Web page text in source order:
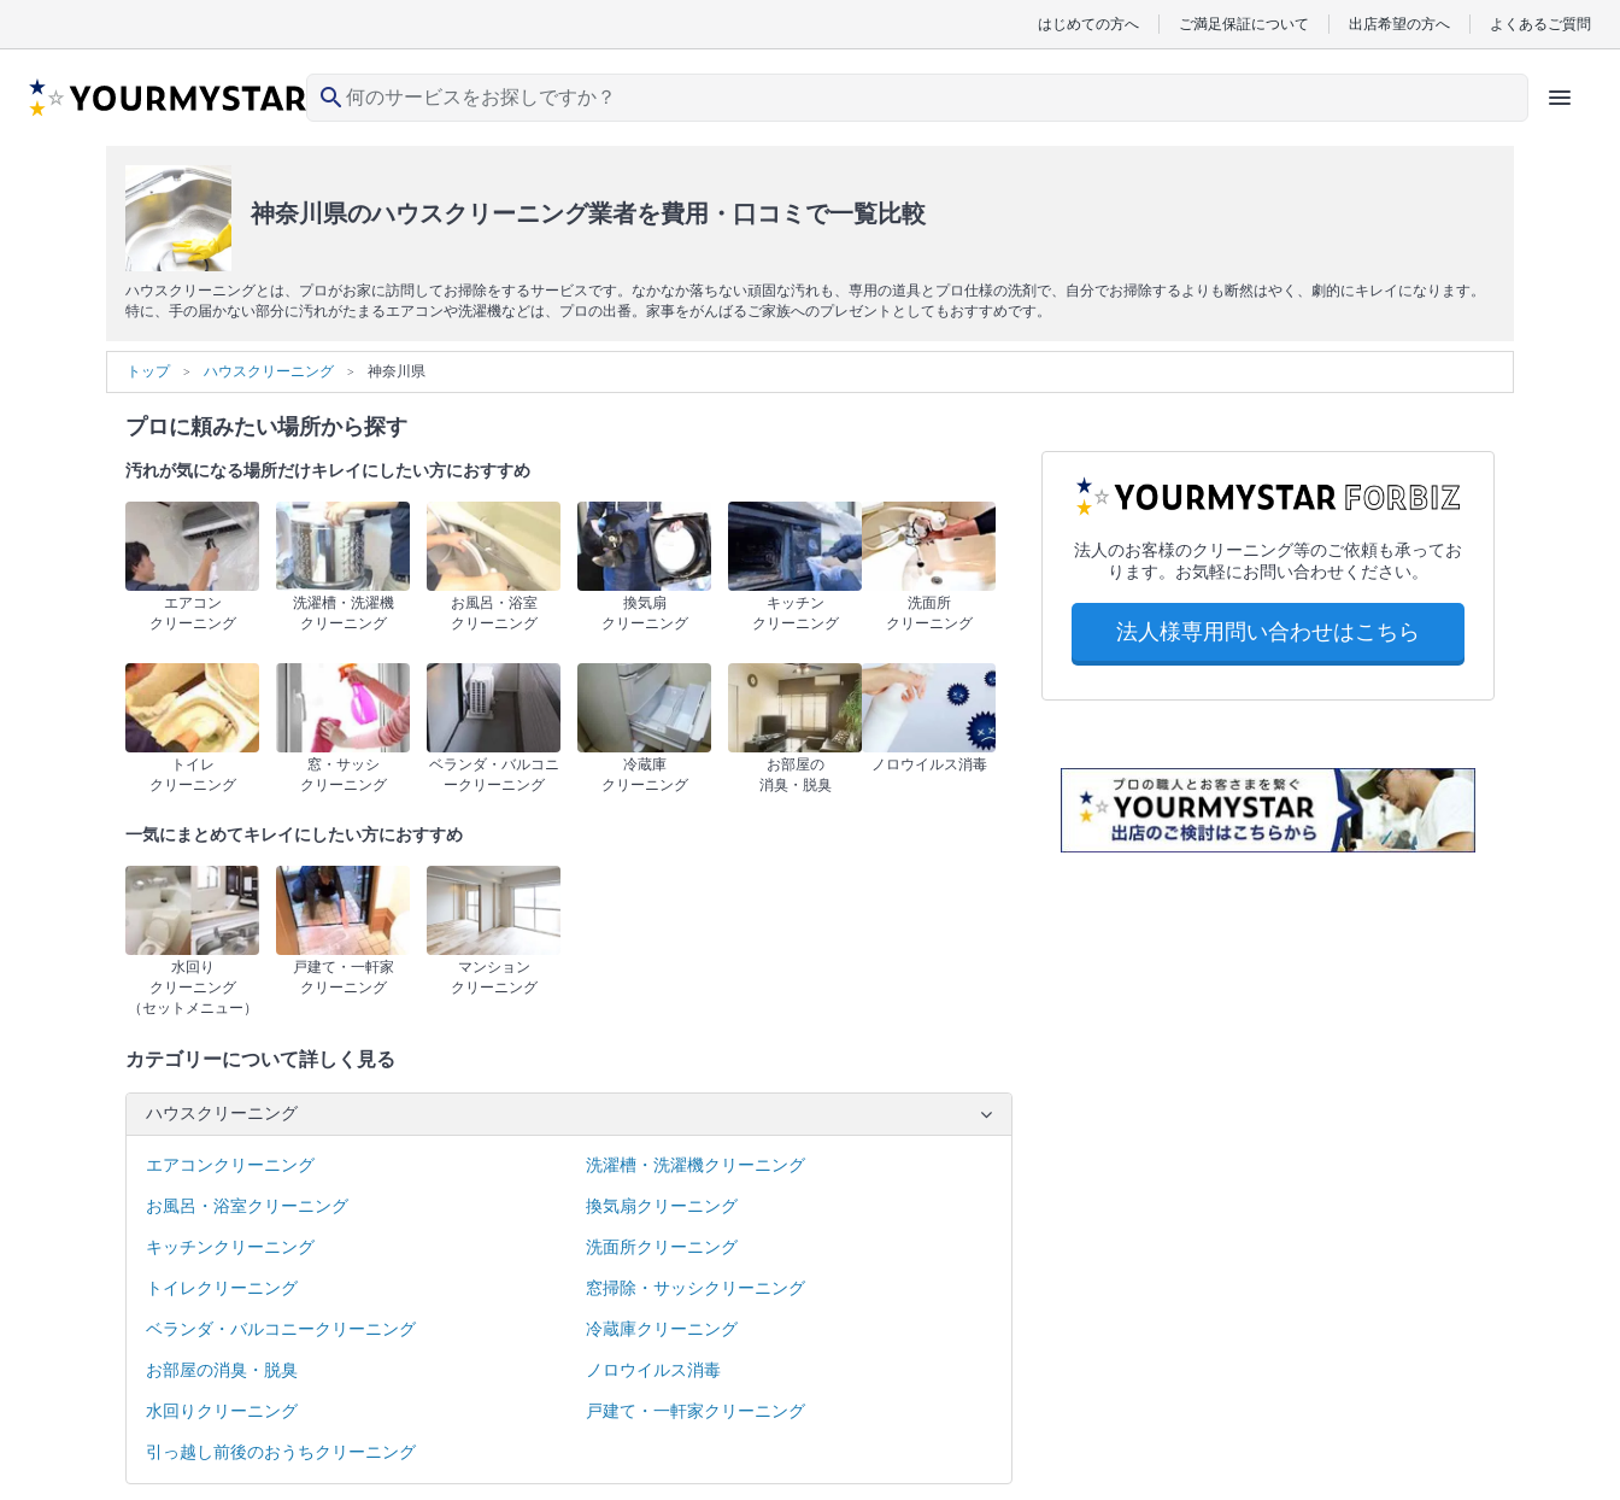
はじめての方へ ご満足保証について 出店希望の方へ よくあるご質問
search menu
神奈川県のハウスクリーニング業者を費用・口コミで一覧比較
ハウスクリーニングとは、プロがお家に訪問してお掃除をするサービスです。なかなか落ちない頑固な汚れも、専用の道具とプロ仕様の洗剤で、自分でお掃除するよりも断然はやく、劇的にキレイになります。
特に、手の届かない部分に汚れがたまるエアコンや洗濯機などは、プロの出番。家事をがんばるご家族へのプレゼントとしてもおすすめです。
トップ ハウスクリーニング 神奈川県
プロに頼みたい場所から探す
汚れが気になる場所だけキレイにしたい方におすすめ
エアコン
クリーニング
洗濯槽・洗濯機
クリーニング
お風呂・浴室
クリーニング
換気扇
クリーニング
キッチン
クリーニング
洗面所
クリーニング
トイレ
クリーニング
窓・サッシ
クリーニング
ベランダ・バルコニ
ークリーニング
冷蔵庫
クリーニング
お部屋の
消臭・脱臭
ノロウイルス消毒
一気にまとめてキレイにしたい方におすすめ
水回り
クリーニング
（セットメニュー）
戸建て・一軒家
クリーニング
マンション
クリーニング
カテゴリーについて詳しく見る
ハウスクリーニング
エアコンクリーニング 洗濯槽・洗濯機クリーニング
お風呂・浴室クリーニング 換気扇クリーニング
キッチンクリーニング 洗面所クリーニング
トイレクリーニング 窓掃除・サッシクリーニング
ベランダ・バルコニークリーニング 冷蔵庫クリーニング
お部屋の消臭・脱臭 ノロウイルス消毒
水回りクリーニング 戸建て・一軒家クリーニング
引っ越し前後のおうちクリーニング
法人のお客様のクリーニング等のご依頼も承ってお
ります。お気軽にお問い合わせください。
法人様専用問い合わせはこちら